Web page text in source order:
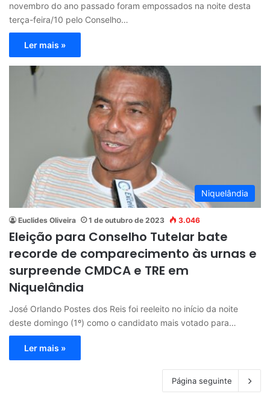
novembro do ano passado foram empossados na noite desta
terça-feira/10 pelo Conselho…
Ler mais »
Niquelândia
Euclides Oliveira 1 de outubro de 2023 3.046
Eleição para Conselho Tutelar bate
recorde de comparecimento às urnas e
surpreende CMDCA e TRE em
Niquelândia
José Orlando Postes dos Reis foi reeleito no início da noite
deste domingo (1º) como o candidato mais votado para…
Ler mais »
Página seguinte